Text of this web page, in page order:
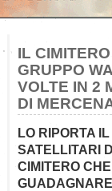
IL
GRUPPO
VOLTE IN 2
DI
LO RIPORTA
SATELLITARI
CIMITERO